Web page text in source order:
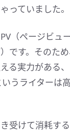
っていました。
（ページビュ
です。そのた
る実力がある
うライターは
受けて消耗す